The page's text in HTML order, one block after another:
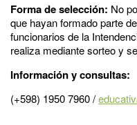
Forma de selección: No
que hayan formado parte
funcionarios de la
realiza mediante sorteo y
Información y consultas:
(+598) 1950 7960 /